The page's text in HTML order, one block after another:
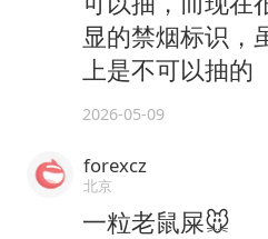
显的禁烟标识，
上是不可以抽的
2026-05-09
forexcz
北京
一粒老鼠屎🐭